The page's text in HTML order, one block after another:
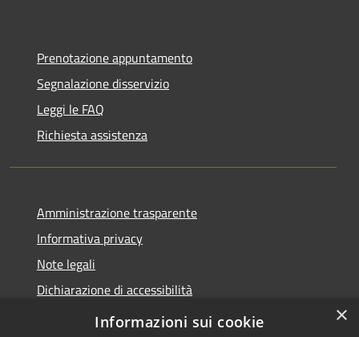
Prenotazione appuntamento
Segnalazione disservizio
Leggi le FAQ
Richiesta assistenza
Amministrazione trasparente
Informativa privacy
Note legali
Dichiarazione di accessibilità
Feedback accessibilità
×
Informazioni sui cookie